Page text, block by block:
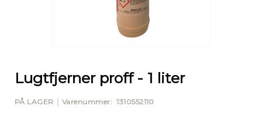
starten
af
billedgalleriet
Lugtfjerner proff - 1 liter
PÅ LAGER Varenummer 1310552110